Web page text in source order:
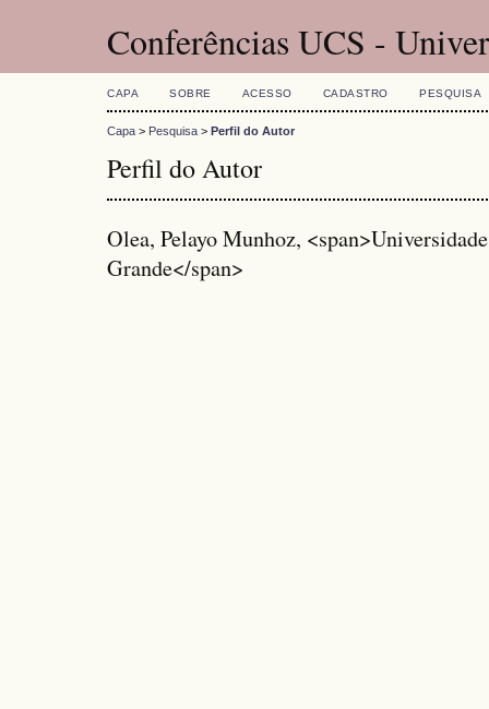
Conferências UCS -
CAPA SOBRE ACESSO CADASTRO PESQUISA
Capa > Pesquisa > Perfil do Autor
Perfil do Autor
Olea, Pelayo Munhoz,
Grande</span>